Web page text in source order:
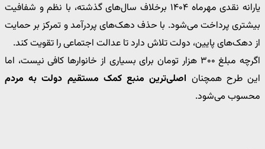
یارانه نقدی مهرماه ۱۴۰۴ برخلاف سال‌های گذشته، با نظم و شفافیت
بیشتری پرداخت می‌شود. با حذف دهک‌های پردرآمد و تمرکز بر حمایت
از دهک‌های پایین، دولت تلاش دارد تا عدالت اجتماعی را تقویت کند.
اگرچه مبلغ ۳۰۰ هزار تومان برای بسیاری از خانوارها کافی نیست، اما
این طرح همچنان اصلی‌ترین منبع کمک مستقیم دولت به مردم
محسوب می‌شود.